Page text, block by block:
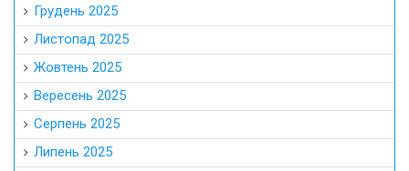
Грудень 2025
Листопад 2025
Жовтень 2025
Вересень 2025
Серпень 2025
Липень 2025